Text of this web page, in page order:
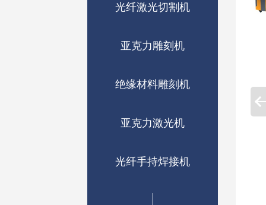
光纤激光切割机
亚克力雕刻机
绝缘材料雕刻机
亚克力激光机
光纤手持焊接机